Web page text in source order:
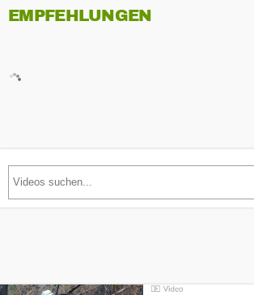
EMPFEHLUNGEN